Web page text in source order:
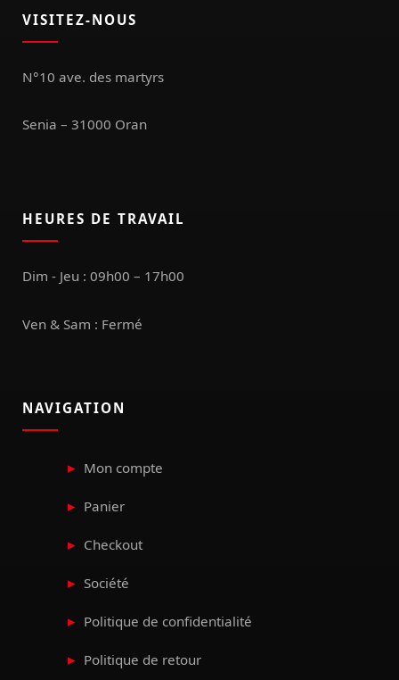
VISITEZ-NOUS
N°10 ave. des martyrs
Senia – 31000 Oran
HEURES DE TRAVAIL
Dim - Jeu : 09h00 – 17h00
Ven & Sam : Fermé
NAVIGATION
Mon compte
Panier
Checkout
Société
Politique de confidentialité
Politique de retour